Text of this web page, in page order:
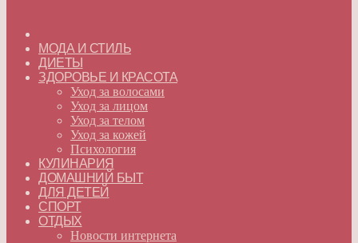
МОДА И СТИЛЬ
ДИЕТЫ
ЗДОРОВЬЕ И КРАСОТА
Уход за волосами
Уход за лицом
Уход за телом
Уход за кожей
Психология
КУЛИНАРИЯ
ДОМАШНИЙ БЫТ
ДЛЯ ДЕТЕЙ
СПОРТ
ОТДЫХ
Новости интернета